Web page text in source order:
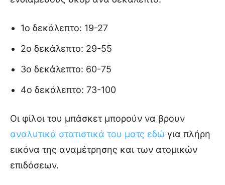
1ο δεκάλεπτο: 19-27
2ο δεκάλεπτο: 29-55
3ο δεκάλεπτο: 60-75
4ο δεκάλεπτο: 73-100
Οι φίλοι του μπάσκετ μπορούν να βρουν
αναλυτικά στατιστικά του ματς εδώ για πλήρη
εικόνα της αναμέτρησης και των ατομικών
επιδόσεων.